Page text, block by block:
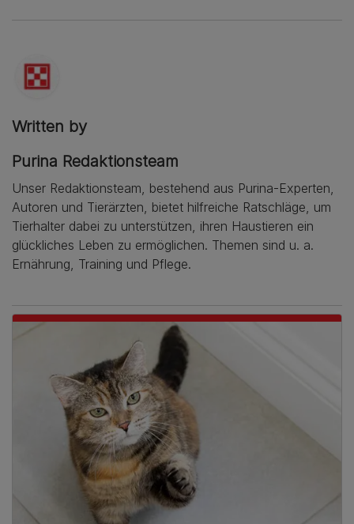
Written by
Purina Redaktionsteam
Unser Redaktionsteam, bestehend aus Purina-Experten,
Autoren und Tierärzten, bietet hilfreiche Ratschläge, um
Tierhalter dabei zu unterstützen, ihren Haustieren ein
glückliches Leben zu ermöglichen. Themen sind u. a.
Ernährung, Training und Pflege.